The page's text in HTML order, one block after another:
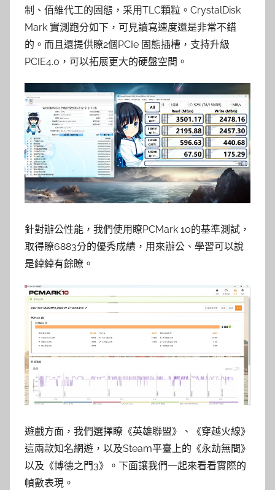
制、佰維代工的固態，采用TLC顆粒。CrystalDisk
Mark 實測跑分如下，可見讀寫速度還是非常不錯
的。而且還提供瞭2個PCIe 固態插槽，支持升級
PCIE4.0，可以拓展更大的硬盤空間。
針對辦公性能，我們使用瞭PCMark 10的基準測試，
取得瞭6883分的優秀成績，用來辦公、學習可以說
是綽綽有餘瞭。
遊戲方面，我們選擇瞭《英雄聯盟》、《穿越火線》
這兩款知名網遊，以及Steam平臺上的《永劫無間》
以及《博德之門3》。下面讓我們一起來看看實際的
幀數表現。